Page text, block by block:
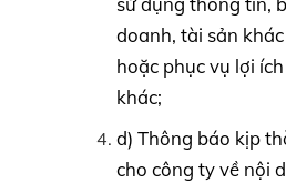
doanh, tài sản
hoặc phục vụ lợi
khác;
d) Thông báo kịp
cho công ty về nội